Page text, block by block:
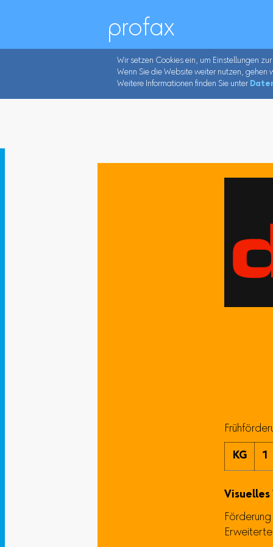
profax
Wir setzen Cookies ein, um Einstellungen
Wenn Sie die Website weiter nutzen, gehen
Weitere Informationen finden Sie unter
KG 1
Visuelles